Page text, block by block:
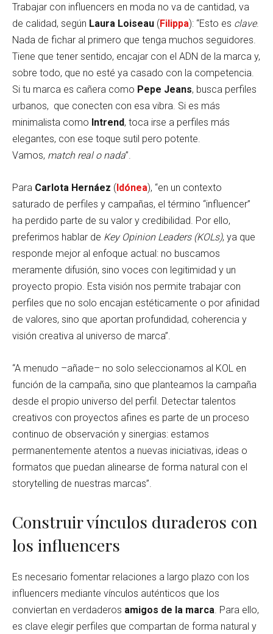
Trabajar con influencers en moda no va de cantidad, va
de calidad, según Laura Loiseau (Filippa): “Esto es clave.
Nada de fichar al primero que tenga muchos seguidores.
Tiene que tener sentido, encajar con el ADN de la marca y,
sobre todo, que no esté ya casado con la competencia.
Si tu marca es cañera como Pepe Jeans, busca perfiles
urbanos, que conecten con esa vibra. Si es más
minimalista como Intrend, toca irse a perfiles más
elegantes, con ese toque sutil pero potente.
Vamos, match real o nada”.
Para Carlota Hernáez (Idónea), “en un contexto
saturado de perfiles y campañas, el término “influencer”
ha perdido parte de su valor y credibilidad. Por ello,
preferimos hablar de Key Opinion Leaders (KOLs), ya que
responde mejor al enfoque actual: no buscamos
meramente difusión, sino voces con legitimidad y un
proyecto propio. Esta visión nos permite trabajar con
perfiles que no solo encajan estéticamente o por afinidad
de valores, sino que aportan profundidad, coherencia y
visión creativa al universo de marca”.
“A menudo –añade– no solo seleccionamos al KOL en
función de la campaña, sino que planteamos la campaña
desde el propio universo del perfil. Detectar talentos
creativos con proyectos afines es parte de un proceso
continuo de observación y sinergias: estamos
permanentemente atentos a nuevas iniciativas, ideas o
formatos que puedan alinearse de forma natural con el
storytelling de nuestras marcas”.
Construir vínculos duraderos con
los influencers
Es necesario fomentar relaciones a largo plazo con los
influencers mediante vínculos auténticos que los
conviertan en verdaderos amigos de la marca . Para ello,
es clave elegir perfiles que compartan de forma natural y